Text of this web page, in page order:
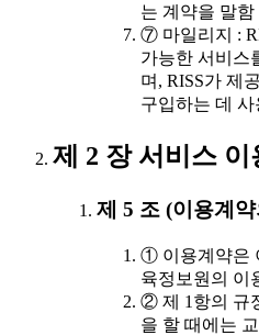
는 계약을 말함
⑦ 마일리지 :
가능한 서비스
며, RISS가 제
구입하는 데
제 2 장 서비스 이
제 5 조 (이용계
① 이용계약은
육정보원의 이
② 제 1항의 규
을 할 때에는